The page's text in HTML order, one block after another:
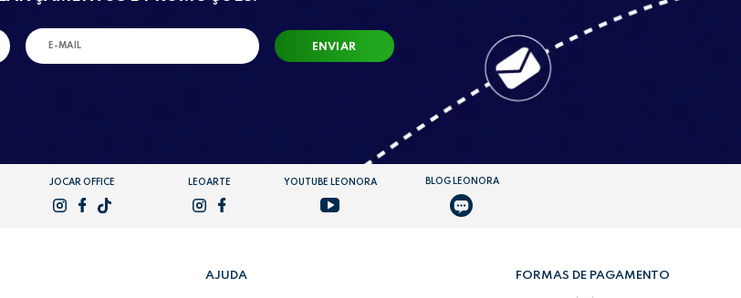
ENVIAR
JOCAR OFFICE LEOARTE YOUTUBE LEONORA BLOG LEONORA
AJUDA FORMAS DE PAGAMENTO